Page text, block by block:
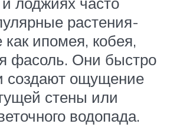
растения-
ипомея, кобея,
фасоль. Они быстро
создают ощущение
стены или
водопада.